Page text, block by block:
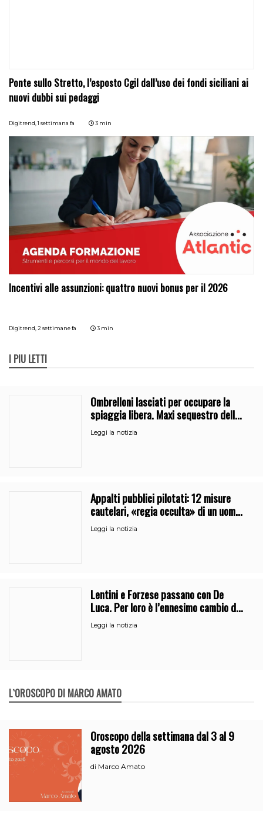
Ponte sullo Stretto, l’esposto Cgil dall’uso dei fondi siciliani ai
nuovi dubbi sui pedaggi
Digitrend,1 settimana fa 3 min
Incentivi alle assunzioni: quattro nuovi bonus per il 2026
Digitrend, 2 settimane fa 3 min
I PIÙ LETTI
Ombrelloni lasciati per occupare la
spiaggia libera. Maxi sequestro della
Guardia Costiera
Leggi la notizia
Appalti pubblici pilotati: 12 misure
cautelari, «regia occulta» di un uomo
vicino al clan
Leggi la notizia
Lentini e Forzese passano con De
Luca. Per loro è l’ennesimo cambio di
partito
Leggi la notizia
L`OROSCOPO DI MARCO AMATO
Oroscopo della settimana dal 3 al 9
agosto 2026
di Marco Amato